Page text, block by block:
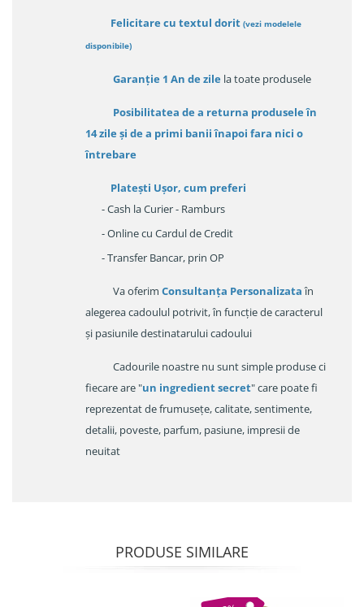
Felicitare cu textul dorit (vezi modelele
disponibile)
Garanție 1 An de zile la toate produsele
Posibilitatea de a returna produsele în
14 zileși de a primi banii înapoi fara nici o
întrebare
Platești Ușor, cum preferi
- Cash la Curier - Ramburs
- Online cu Cardul de Credit
- Transfer Bancar, prin OP
Va oferim Consultanța Personalizataîn
alegerea cadoulul potrivit, în funcție de caracterul
și pasiunile destinatarului cadoului
Cadourile noastre nu sunt simple produse ci
fiecare are "un ingredient secret" care poate fi
reprezentat de frumusețe, calitate, sentimente,
detalii, poveste, parfum, pasiune, impresii de
neuitat
PRODUSE SIMILARE